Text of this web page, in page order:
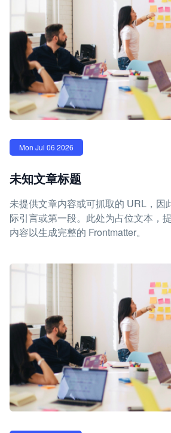
Mon Jul 06 2026
未知文章标题
未提供文章内容或可抓取的 URL，因
际引言或第一段。此处为占位文本，
内容以生成完整的 Frontmatter。